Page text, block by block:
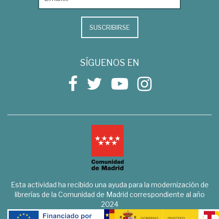
SUSCRIBIRSE
SÍGUENOS EN
Esta actividad ha recibido una ayuda para la modernización de
librerías de la Comunidad de Madrid correspondiente al año
2024